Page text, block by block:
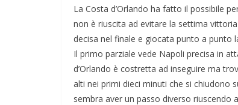
La Costa d’Orlando ha fatto il possibile
non è riuscita ad evitare la settima
decisa nel finale e giocata punto a punto
Il primo parziale vede Napoli precisa in
d’Orlando è costretta ad inseguire ma
alti nei primi dieci minuti che si chiudono
sembra aver un passo diverso riuscendo